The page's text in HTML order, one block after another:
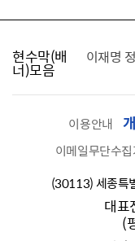
현수막(배
너)모음
찾습니다 이재명
이용안내
이메일무단수
(30113) 세종특
대
(